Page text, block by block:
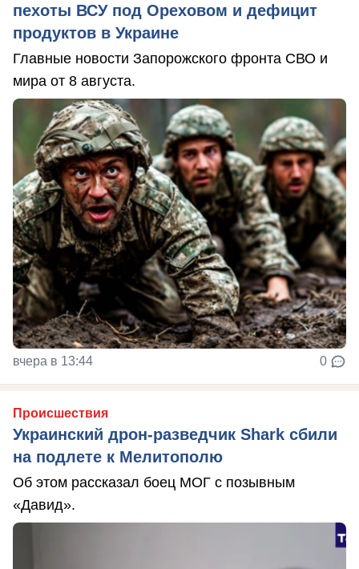
пехоты ВСУ под Ореховом и дефицит
продуктов в Украине
Главные новости Запорожского фронта СВО и
мира от 8 августа.
вчера в 13:44 0
Происшествия
Украинский дрон-разведчик Shark сбили
на подлете к Мелитополю
Об этом рассказал боец МОГ с позывным
«Давид».